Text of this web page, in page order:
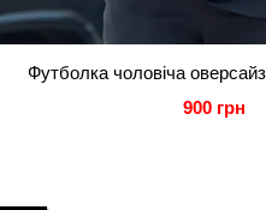
Футболка чоловіча
900 грн